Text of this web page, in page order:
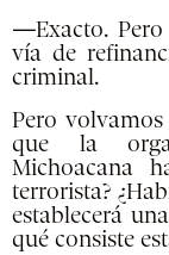
—Exacto.
vía de
criminal.
Pero
que la
Michoacana
terrorista?
establecerá
qué consiste